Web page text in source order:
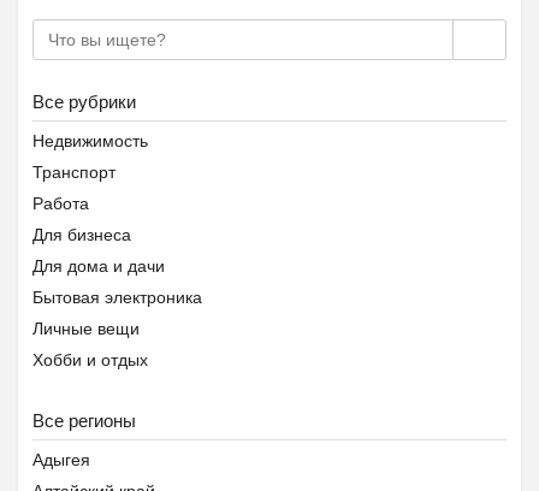
Все рубрики
Недвижимость
Транспорт
Работа
Для бизнеса
Для дома и дачи
Бытовая электроника
Личные вещи
Хобби и отдых
Предложение услуг
Знакомства
Помощь животным Беларуси
Все регионы
Адыгея